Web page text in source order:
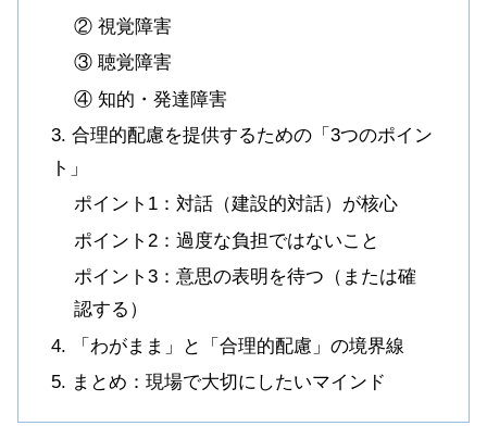
② 視覚障害
③ 聴覚障害
④ 知的・発達障害
3. 合理的配慮を提供するための「3つのポイン
ト」
ポイント1：対話（建設的対話）が核心
ポイント2：過度な負担ではないこと
ポイント3：意思の表明を待つ（または確
認する）
4. 「わがまま」と「合理的配慮」の境界線
5. まとめ：現場で大切にしたいマインド